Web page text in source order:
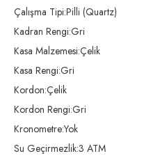
Çalışma Tipi:Pilli (Quartz)
Kadran Rengi:Gri
Kasa Malzemesi:Çelik
Kasa Rengi:Gri
Kordon:Çelik
Kordon Rengi:Gri
Kronometre:Yok
Su Geçirmezlik:3 ATM